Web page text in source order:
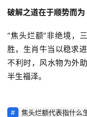
破解之道在于顺势而为
“焦头烂额”非绝境，
胜，生肖牛当以稳求
不利时，风水物为外
半生福泽。
焦头烂额代表指什么